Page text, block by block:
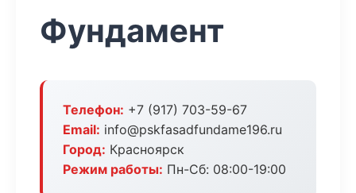
Фундамент
Телефон: +7 (917) 703-59-67
Email: info@pskfasadfundame196.ru
Город: Красноярск
Режим работы: Пн-Сб: 08:00-19:00